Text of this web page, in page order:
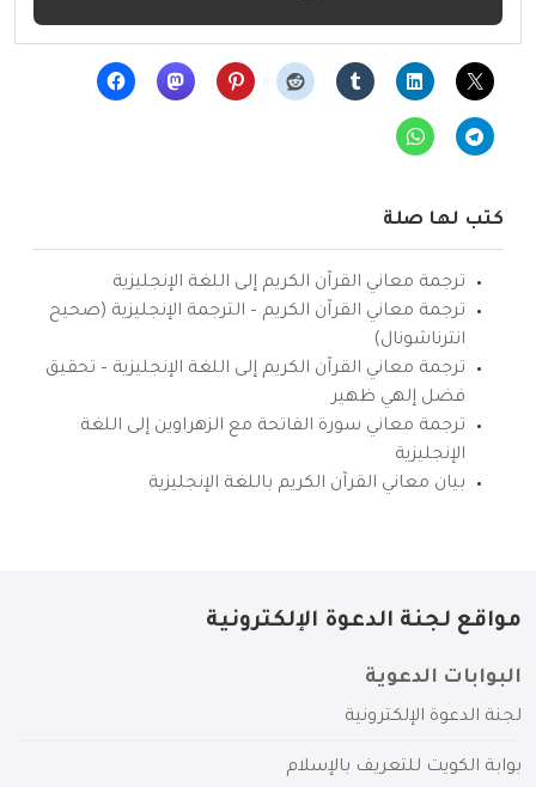
كتب لها صلة
ترجمة معاني القرآن الكريم إلى اللغة الإنجليزية
ترجمة معاني القرآن الكريم – الترجمة الإنجليزية (صحيح
انترناشونال)
ترجمة معاني القرآن الكريم إلى اللغة الإنجليزية – تحقيق
فضل إلهي ظهير
ترجمة معاني سورة الفاتحة مع الزهراوين إلى اللغة
الإنجليزية
بيان معاني القرآن الكريم باللغة الإنجليزية
مواقع لجنة الدعوة الإلكترونية
البوابات الدعوية
لجنة الدعوة الإلكترونية
بوابة الكويت للتعريف بالإسلام